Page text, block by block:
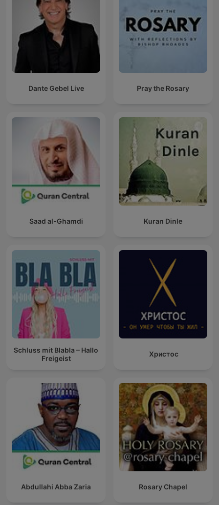
Dante Gebel Live Pray the Rosary
Saad al-Ghamdi Kuran Dinle
Schluss mit Blabla – Hallo
Freigeist
Христос
Abdullahi Abba Zaria Rosary Chapel